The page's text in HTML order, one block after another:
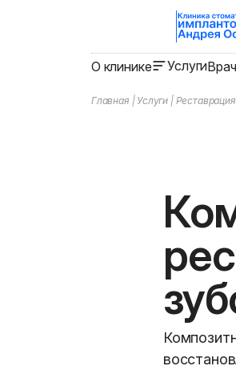
О клинике Услуги
Главная | Услуги |